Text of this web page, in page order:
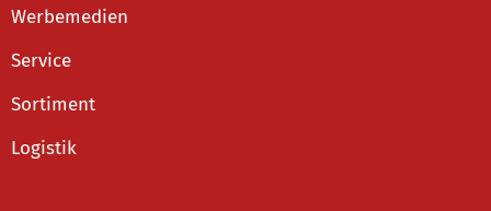
Werbemedien
Service
Sortiment
Logistik